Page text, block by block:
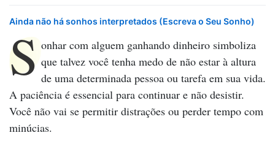
Ainda não há sonhos interpretados (Escreva o Seu Sonho)
S onhar com alguem ganhando dinheiro simboliza
que talvez você tenha medo de não estar à altura
de uma determinada pessoa ou tarefa em sua vida.
A paciência é essencial para continuar e não desistir.
Você não vai se permitir distrações ou perder tempo com
minúcias.